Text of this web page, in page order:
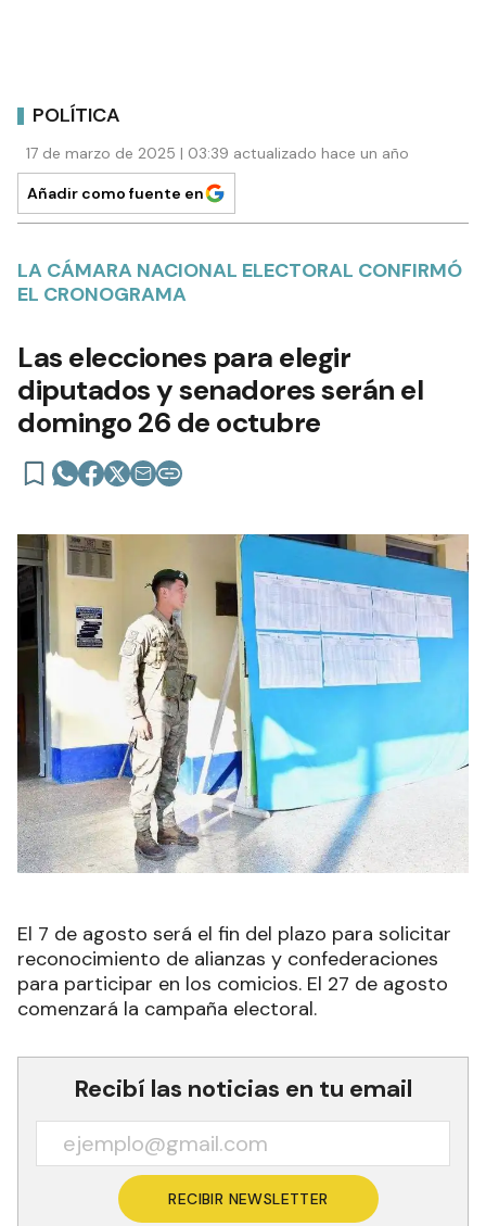
POLÍTICA
17 de marzo de 2025 | 03:39 actualizado hace un año
Añadir como fuente en
LA CÁMARA NACIONAL ELECTORAL CONFIRMÓ
EL CRONOGRAMA
Las elecciones para elegir
diputados y senadores serán el
domingo 26 de octubre
El 7 de agosto será el fin del plazo para solicitar
reconocimiento de alianzas y confederaciones
para participar en los comicios. El 27 de agosto
comenzará la campaña electoral.
Recibí las noticias en tu email
RECIBIR NEWSLETTER